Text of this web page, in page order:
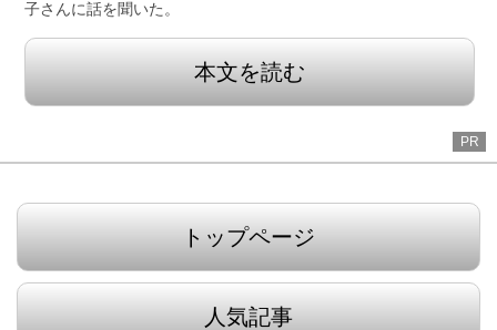
子さんに話を聞いた。
本文を読む
PR
トップページ
人気記事